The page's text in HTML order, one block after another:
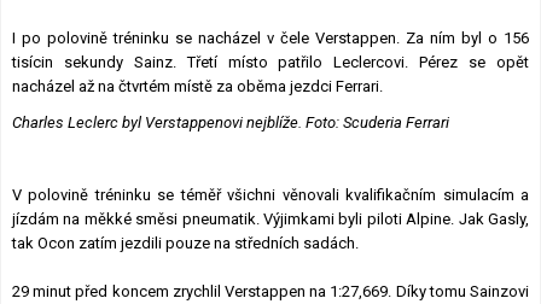
I po polovině tréninku se nacházel v čele Verstappen. Za ním byl o 156
tisícin sekundy Sainz. Třetí místo patřilo Leclercovi. Pérez se opět
nacházel až na čtvrtém místě za oběma jezdci Ferrari.
Charles Leclerc byl Verstappenovi nejblíže. Foto: Scuderia Ferrari
V polovině tréninku se téměř všichni věnovali kvalifikačním simulacím a
jízdám na měkké směsi pneumatik. Výjimkami byli piloti Alpine. Jak Gasly,
tak Ocon zatím jezdili pouze na středních sadách.
29 minut před koncem zrychlil Verstappen na 1:27,669. Díky tomu Sainzovi